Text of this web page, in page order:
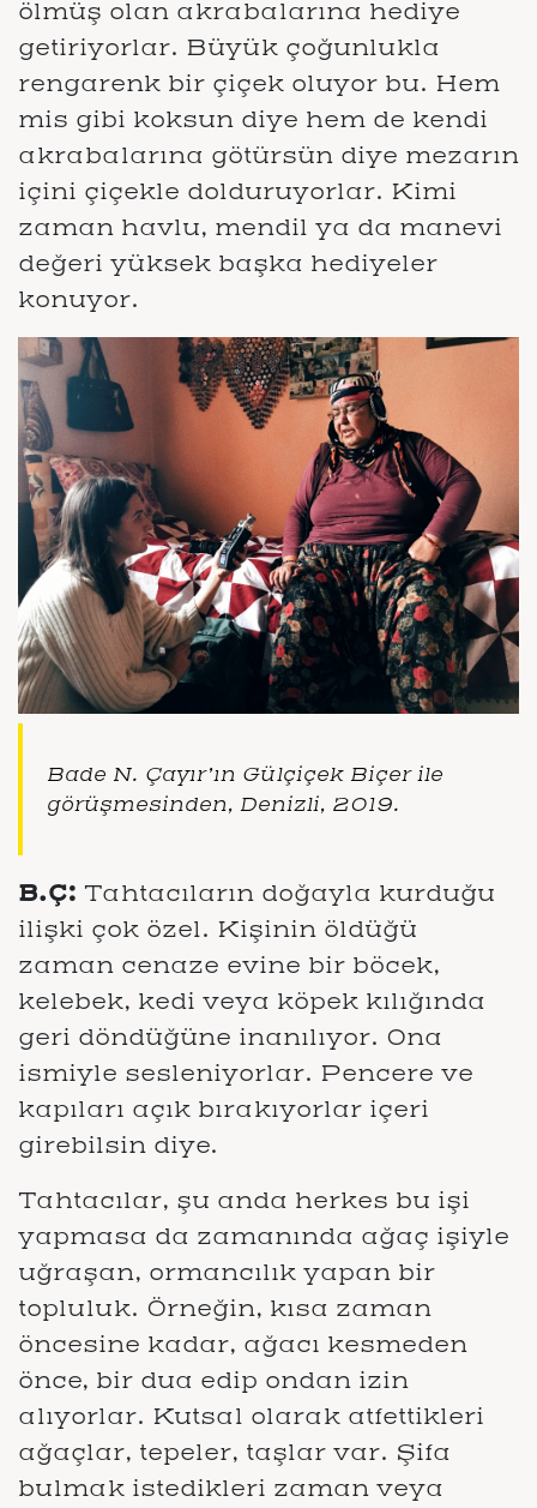
ölmüş olan akrabalarına hediye
getiriyorlar. Büyük çoğunlukla
rengarenk bir çiçek oluyor bu. Hem
mis gibi koksun diye hem de kendi
akrabalarına götürsün diye mezarın
içini çiçekle dolduruyorlar. Kimi
zaman havlu, mendil ya da manevi
değeri yüksek başka hediyeler
konuyor.
Bade N. Çayır’ın Gülçiçek Biçer ile
görüşmesinden, Denizli, 2019.
B.Ç: Tahtacıların doğayla kurduğu
ilişki çok özel. Kişinin öldüğü
zaman cenaze evine bir böcek,
kelebek, kedi veya köpek kılığında
geri döndüğüne inanılıyor. Ona
ismiyle sesleniyorlar. Pencere ve
kapıları açık bırakıyorlar içeri
girebilsin diye.
Tahtacılar, şu anda herkes bu işi
yapmasa da zamanında ağaç işiyle
uğraşan, ormancılık yapan bir
topluluk. Örneğin, kısa zaman
öncesine kadar, ağacı kesmeden
önce, bir dua edip ondan izin
alıyorlar. Kutsal olarak atfettikleri
ağaçlar, tepeler, taşlar var. Şifa
bulmak istedikleri zaman veya